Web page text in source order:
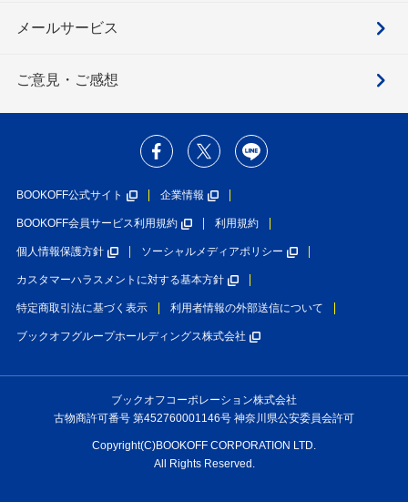
メールサービス
ご意見・ご感想
BOOKOFF公式サイト 企業情報
BOOKOFF会員サービス利用規約 利用規約
個人情報保護方針 ソーシャルメディアポリシー
カスタマーハラスメントに対する基本方針
特定商取引法に基づく表示 利用者情報の外部送信について
ブックオフグループホールディングス株式会社
ブックオフコーポレーション株式会社
古物商許可番号 第452760001146号 神奈川県公安委員会許可
Copyright(C)BOOKOFF CORPORATION LTD.
All Rights Reserved.